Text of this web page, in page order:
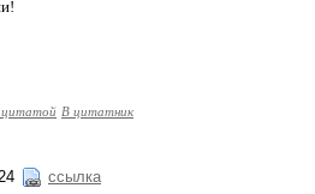
В цитатник
ссылка